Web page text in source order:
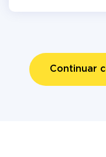
Continuar